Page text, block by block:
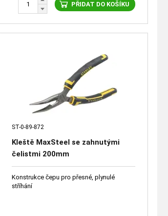
PŘIDAT DO KOŠÍKU
ST-0-89-872
Kleště MaxSteel se zahnutými
čelistmi 200mm
Konstrukce čepu pro přesné, plynulé
stříhání